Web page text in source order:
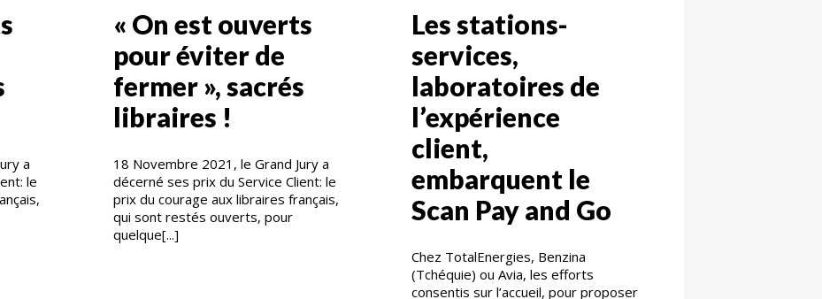
a
le
« On est ouverts
pour éviter de
fermer », sacrés
libraires !
18 Novembre 2021, le Grand Jury a
décerné ses prix du Service Client: le
prix du courage aux libraires français,
qui sont restés ouverts, pour
quelque[...]
Les stations-
services,
laboratoires de
l’expérience
client,
embarquent le
Scan Pay and Go
Chez TotalEnergies, Benzina
(Tchéquie) ou Avia, les efforts
consentis sur l’accueil, pour proposer